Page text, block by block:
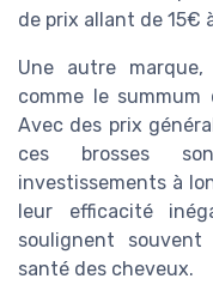
de prix allant de 15€
Une autre marque,
comme le summum
Avec des prix
ces brosses
investissements à
leur efficacité
soulignent
santé des cheveux.